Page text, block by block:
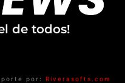
de todos!
por: Riverasofts.com